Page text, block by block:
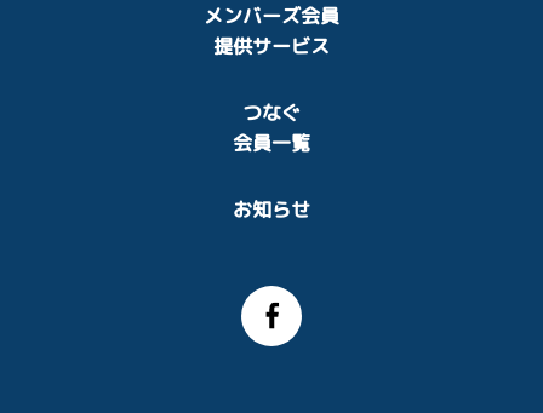
メンバーズ会員
提供サービス
つなぐ
会員一覧
お知らせ